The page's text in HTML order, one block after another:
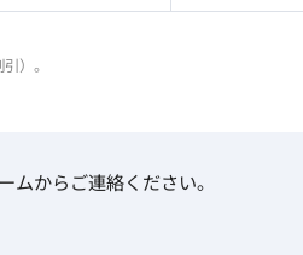
）。
からご連絡ください。